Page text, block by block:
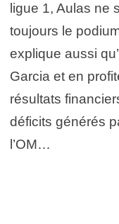
ligue 1, Aulas ne
toujours le
explique aussi
Garcia et en
résultats
déficits générés
l’OM…